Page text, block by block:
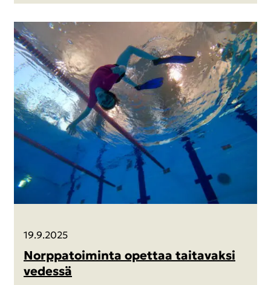
19.9.2025
Norp­pa­toi­min­ta opet­taa tai­ta­vak­si
ve­des­sä